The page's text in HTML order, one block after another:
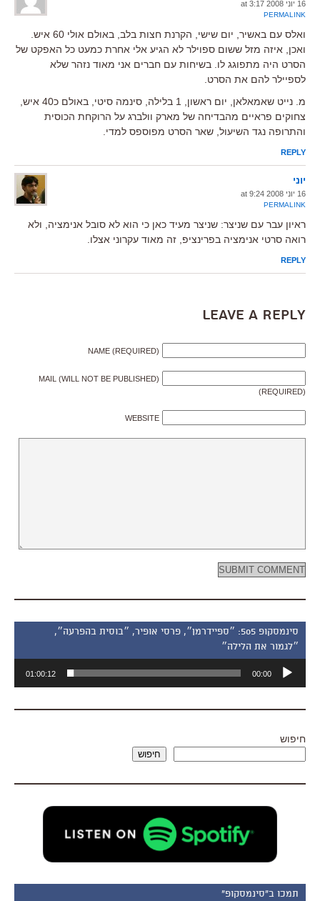
16 יוני 2008 at 3:17
PERMALINK
ואלס עם באשיר, יום שישי, הקרנת חצות בלב, באולם אולי 60 איש.
ואכן, איזה מזל ששום ספוילר לא הגיע אלי אחרת כמעט כל האפקט של
הסרט היה מתפוגג לו. בשיחות עם חברים אני מאוד נזהר שלא
לספיילר להם את הסרט.
מ. נייט שאמאלאן, יום ראשון, 1 בלילה, סינמה סיטי, באולם כ40 איש,
צחוקים פראיים מהבדיחה של מארק וולברג על הרוקחת הכוסית
והתרופה נגד השיעול, שאר הסרט מפוספס למדי.
REPLY
יוני
16 יוני 2008 at 9:24
PERMALINK
ראיון עבר עם שניצר: שניצר מעיד כאן כי הוא לא סובל אנימציה, ולא
רואה סרטי אנימציה בפרינציפ, זה מאוד עקרוני אצלו.
REPLY
Leave a Reply
NAME (REQUIRED)
MAIL (WILL NOT BE PUBLISHED)
(REQUIRED)
WEBSITE
סינמסקופ 505: ״ספיידרמן״, פרסי אופיר, ״בוסית בהפרעה״,
״לגמור את הלילה״
אודיו
00:00
01:00:12
חיפוש
חיפוש
תמכו ב"סינמסקופ"